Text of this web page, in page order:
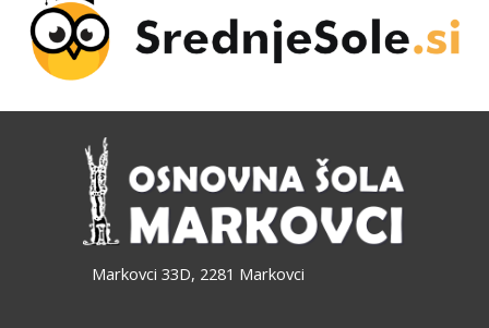
Markovci 33D, 2281 Markovci